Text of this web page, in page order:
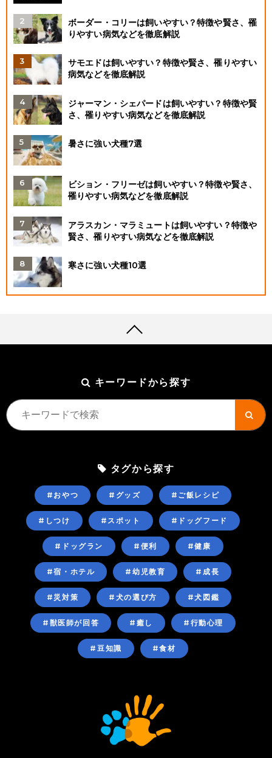
ボーダー・コリーは飼いやすい？特徴や賢さ、罹
りやすい病気などを徹底解説
サモエドは飼いやすい？特徴や賢さ、罹りやすい
病気などを徹底解説
ジャーマン・シェパードは飼いやすい？特徴や賢
さ、罹りやすい病気などを徹底解説
暑さに強い犬種7選
ビション・フリーゼは飼いやすい？特徴や賢さ、
罹りやすい病気などを徹底解説
アラスカン・マラミュートは飼いやすい？特徴や
賢さ、罹りやすい病気などを徹底解説
寒さに強い犬種10選
キーワードから探す
タグから探す
#おやつ #グッズ #ご飯レシピ
#しつけ #スポット #ドッグフード
#ドッグラン #便利 #健康
#宿・ホテル #幼児教育 #成長
#災対策 #犬の選び方 #犬図鑑
#獣医師が回答 #癒し #行動心理
#豆知識 #食材